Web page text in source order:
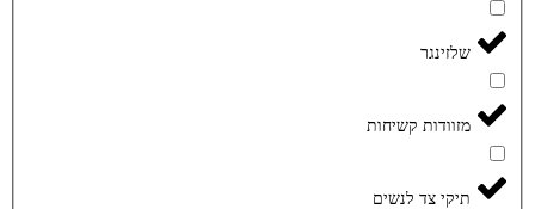
שלזינגר
מזוודות קשיחות
תיקי צד לנשים